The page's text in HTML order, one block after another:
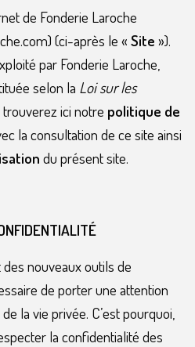
de Fonderie Laroche
(ci-après le « Site »).
par Fonderie Laroche,
selon la Loi sur les
trouverez ici notre politique de
la consultation de ce site ainsi
du présent site.
nouveaux outils de
de porter une attention
la vie privée. C’est pourquoi,
la confidentialité des